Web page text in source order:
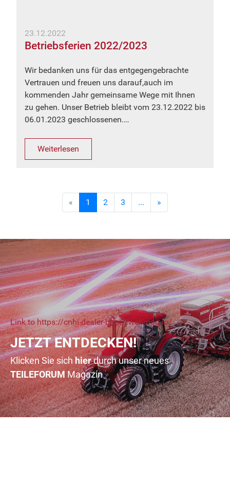
23.12.2022
Betriebsferien 2022/2023
Wir bedanken uns für das entgegengebrachte
Vertrauen und freuen uns darauf,auch im
kommenden Jahr gemeinsame Wege mit Ihnen
zu gehen. Unser Betrieb bleibt vom 23.12.2022 bis
06.01.2023 geschlossenen.…
Weiterlesen
« 1 2 3 ... »
Link to https://cnhi-dealer-baum.webmag.io/
JETZT ENTDECKEN!
Klicken Sie sichhierdurch unser neues
TEILEFORUMMagazin